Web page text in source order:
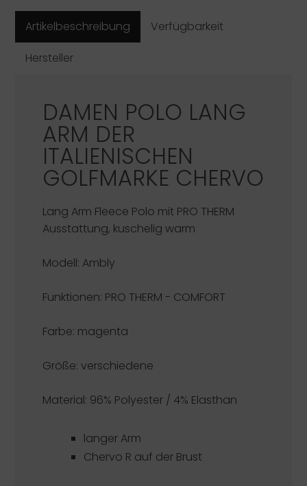
Artikelbeschreibung
Verfügbarkeit
Hersteller
DAMEN POLO LANG
ARM DER
ITALIENISCHEN
GOLFMARKE CHERVO
Lang Arm Fleece Polo mit PRO THERM
Ausstattung, kuschelig warm
Modell: Ambly
Funktionen: PRO THERM - COMFORT
Farbe: magenta
Größe: verschiedene
Material: 96% Polyester / 4% Elasthan
langer Arm
Chervo R auf der Brust